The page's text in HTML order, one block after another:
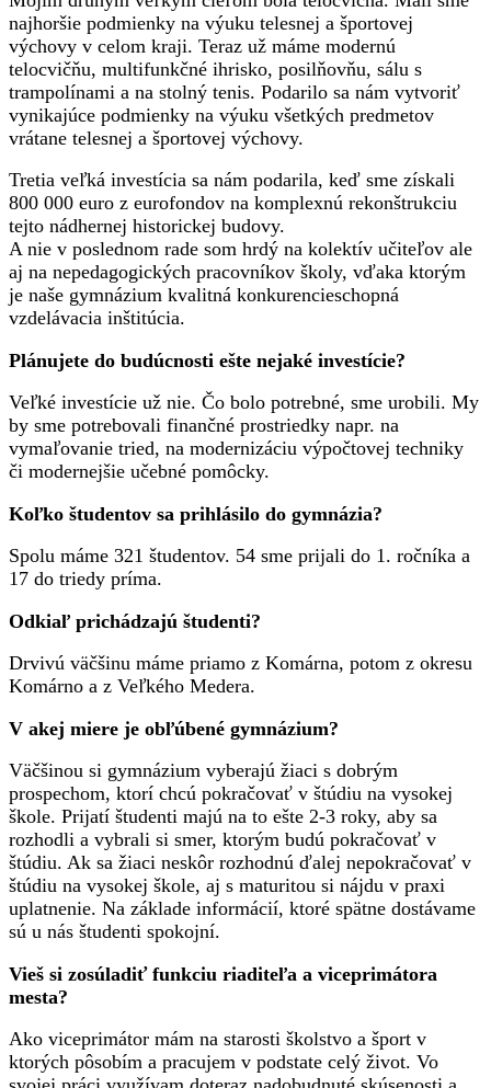
najhoršie podmienky na výuku telesnej a športovej
výchovy v celom kraji. Teraz už máme modernú
telocvičňu, multifunkčné ihrisko, posilňovňu, sálu s
trampolínami a na stolný tenis. Podarilo sa nám vytvoriť
vynikajúce podmienky na výuku všetkých predmetov
vrátane telesnej a športovej výchovy.
Tretia veľká investícia sa nám podarila, keď sme získali
800 000 euro z eurofondov na komplexnú rekonštrukciu
tejto nádhernej historickej budovy.
A nie v poslednom rade som hrdý na kolektív učiteľov ale
aj na nepedagogických pracovníkov školy, vďaka ktorým
je naše gymnázium kvalitná konkurencieschopná
vzdelávacia inštitúcia.
Plánujete do budúcnosti ešte nejaké investície?
Veľké investície už nie. Čo bolo potrebné, sme urobili. My
by sme potrebovali finančné prostriedky napr. na
vymaľovanie tried, na modernizáciu výpočtovej techniky
či modernejšie učebné pomôcky.
Koľko študentov sa prihlásilo do gymnázia?
Spolu máme 321 študentov. 54 sme prijali do 1. ročníka a
17 do triedy príma.
Odkiaľ prichádzajú študenti?
Drvivú väčšinu máme priamo z Komárna, potom z okresu
Komárno a z Veľkého Medera.
V akej miere je obľúbené gymnázium?
Väčšinou si gymnázium vyberajú žiaci s dobrým
prospechom, ktorí chcú pokračovať v štúdiu na vysokej
škole. Prijatí študenti majú na to ešte 2-3 roky, aby sa
rozhodli a vybrali si smer, ktorým budú pokračovať v
štúdiu. Ak sa žiaci neskôr rozhodnú ďalej nepokračovať v
štúdiu na vysokej škole, aj s maturitou si nájdu v praxi
uplatnenie. Na základe informácií, ktoré spätne dostávame
sú u nás študenti spokojní.
Vieš si zosúladiť funkciu riaditeľa a viceprimátora
mesta?
Ako viceprimátor mám na starosti školstvo a šport v
ktorých pôsobím a pracujem v podstate celý život. Vo